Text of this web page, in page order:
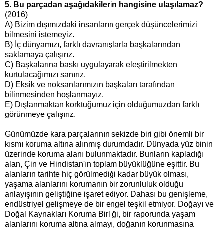
5. Bu parçadan aşağıdakilerin hangisine ulaşılamaz?
(2016)
A) Bizim dışımızdaki insanların gerçek düşüncelerimizi
bilmesini istemeyiz.
B) İç dünyamızı, farklı davranışlarla başkalarından
saklamaya çalışırız.
C) Başkalarına baskı uygulayarak eleştirilmekten
kurtulacağımızı sanırız.
D) Eksik ve noksanlarımızın başkaları tarafından
bilinmesinden hoşlanmayız.
E) Dışlanmaktan korktuğumuz için olduğumuzdan farklı
görünmeye çalışırız.
Günümüzde kara parçalarının sekizde biri gibi önemli bir
kısmı koruma altına alınmış durumdadır. Dünyada yüz binin
üzerinde koruma alanı bulunmaktadır. Bunların kapladığı
alan, Çin ve Hindistan'ın toplam büyüklüğüne eşittir. Bu
alanların tarihte hiç görülmediği kadar büyük olması,
yaşama alanlarını korumanın bir zorunluluk olduğu
anlayışının geliştiğine işaret ediyor. Dahası bu genişleme,
endüstriyel gelişmeye de bir engel teşkil etmiyor. Doğayı ve
Doğal Kaynakları Koruma Birliği, bir raporunda yaşam
alanlarını koruma altına almayı, doğanın korunmasına